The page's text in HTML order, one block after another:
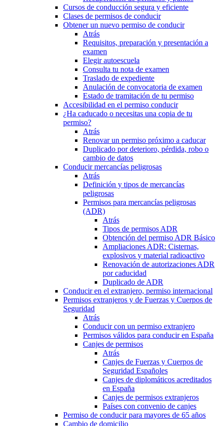
Cursos de conducción segura y eficiente
Clases de permisos de conducir
Obtener un nuevo permiso de conducir
Atrás
Requisitos, preparación y presentación a
examen
Elegir autoescuela
Consulta tu nota de examen
Traslado de expediente
Anulación de convocatoria de examen
Estado de tramitación de tu permiso
Accesibilidad en el permiso conducir
¿Ha caducado o necesitas una copia de tu
permiso?
Atrás
Renovar un permiso próximo a caducar
Duplicado por deterioro, pérdida, robo o
cambio de datos
Conducir mercancías peligrosas
Atrás
Definición y tipos de mercancías
peligrosas
Permisos para mercancías peligrosas
(ADR)
Atrás
Tipos de permisos ADR
Obtención del permiso ADR Básico
Ampliaciones ADR: Cisternas,
explosivos y material radioactivo
Renovación de autorizaciones ADR
por caducidad
Duplicado de ADR
Conducir en el extranjero, permiso internacional
Permisos extranjeros y de Fuerzas y Cuerpos de
Seguridad
Atrás
Conducir con un permiso extranjero
Permisos válidos para conducir en España
Canjes de permisos
Atrás
Canjes de Fuerzas y Cuerpos de
Seguridad Españoles
Canjes de diplomáticos acreditados
en España
Canjes de permisos extranjeros
Países con convenio de canjes
Permiso de conducir para mayores de 65 años
Cambio de domicilio